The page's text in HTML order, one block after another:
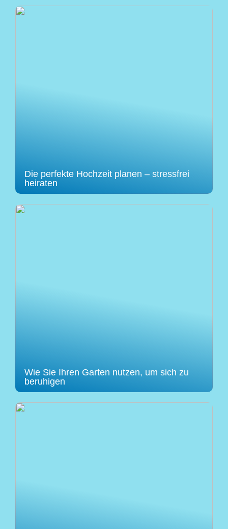
Die perfekte Hochzeit planen – stressfrei
heiraten
Wie Sie Ihren Garten nutzen, um sich zu
beruhigen